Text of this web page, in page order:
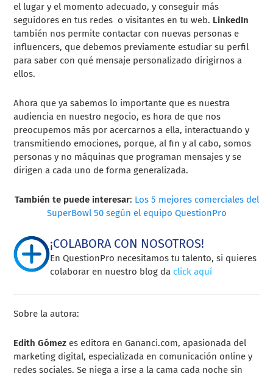
el lugar y el momento adecuado, y conseguir más
seguidores en tus redes o visitantes en tu web. LinkedIn
también nos permite contactar con nuevas personas e
influencers, que debemos previamente estudiar su perfil
para saber con qué mensaje personalizado dirigirnos a
ellos.
Ahora que ya sabemos lo importante que es nuestra
audiencia en nuestro negocio, es hora de que nos
preocupemos más por acercarnos a ella, interactuando y
transmitiendo emociones, porque, al fin y al cabo, somos
personas y no máquinas que programan mensajes y se
dirigen a cada uno de forma generalizada.
También te puede interesar: Los 5 mejores comerciales del
SuperBowl 50 según el equipo QuestionPro
¡COLABORA CON NOSOTROS!
En QuestionPro necesitamos tu talento, si quieres
colaborar en nuestro blog da click aquí
Sobre la autora:
Edith Gómez es editora enGananci.com, apasionada del
marketing digital, especializada en comunicación online y
redes sociales. Se niega a irse a la cama cada noche sin